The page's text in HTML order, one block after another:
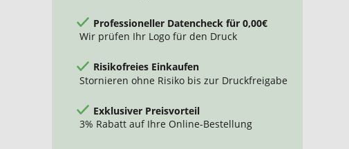
Professioneller Datencheck für 0,00€
Wir prüfen Ihr Logo für den Druck
Risikofreies Einkaufen
Stornieren ohne Risiko bis zur Druckfreigabe
Exklusiver Preisvorteil
3% Rabatt auf Ihre Online-Bestellung